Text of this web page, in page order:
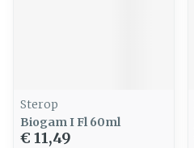
Sterop
Biogam I Fl 60ml
€ 11,49